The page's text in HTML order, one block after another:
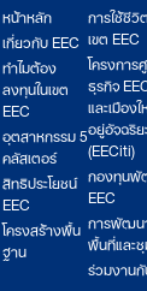
หน้าหลัก
เกี่ยวกับ EEC
ทำไมต้อง
ลงทุนในเขต
EEC
อุตสาหกรรม 5
คลัสเตอร์
สิทธิประโยชน์
EEC
โครงสร้างพื้น
ฐาน
การใช้ชีวิ
เขต EEC
โครงการ
ธุรกิจ
และเมือง
อยู่อัจฉริย
(EECiti)
กองทุน
EEC
การพัฒ
พื้นที่และ
ร่วมงานกั